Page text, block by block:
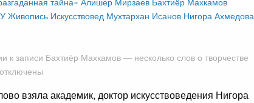
Живопись Искусствовед Мухтархан Исанов Нигора Ахмедова
к записи Бахтиёр Махкамов — несколько слов о творчестве
отключены
взяла академик, доктор искусствоведения Нигора